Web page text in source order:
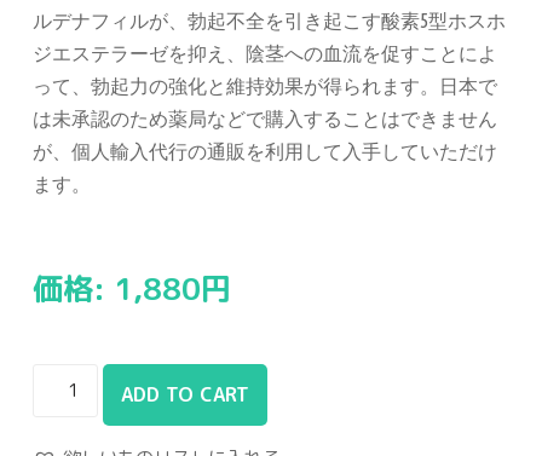
ルデナフィルが、勃起不全を引き起こす酸素5型ホスホ
ジエステラーゼを抑え、陰茎への血流を促すことによ
って、勃起力の強化と維持効果が得られます。日本で
は未承認のため薬局などで購入することはできません
が、個人輸入代行の通販を利用して入手していただけ
ます。
価格: 1,880円
ADD TO CART